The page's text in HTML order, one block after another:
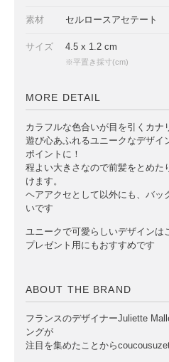
素材 セルロースアセテート
サイズ 4.5 x 1.2 cm
※平置き採寸(cm)
MORE DETAIL
カラフルな色合いが目を引くカナ
遊び心あふれるユニークなデザイ
ポイントに！
程よい大きさなので前髪をとめた
けます。
ヘアアクセとして以外にも、バッ
いです
ユニークで可愛らしいデザインは
プレゼント用にもおすすめです
ABOUT THE BRAND
フランスのデザイナーJuliette
ングが
注目を集めたことから